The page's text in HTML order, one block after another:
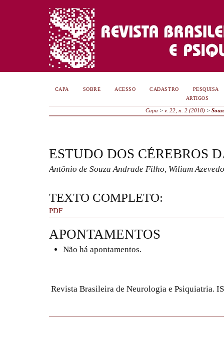
CAPA SOBRE ACESSO CADASTRO
PESQUISA
ARTIGOS
Capa >v. 22, n. 2 (2018) >
ESTUDO DOS CÉREBROS
Antônio de Souza Andrade Filho, Wiliam
TEXTO COMPLETO:
PDF
APONTAMENTOS
Não há apontamentos.
Revista Brasileira de Neurologia e Psiquiatria.